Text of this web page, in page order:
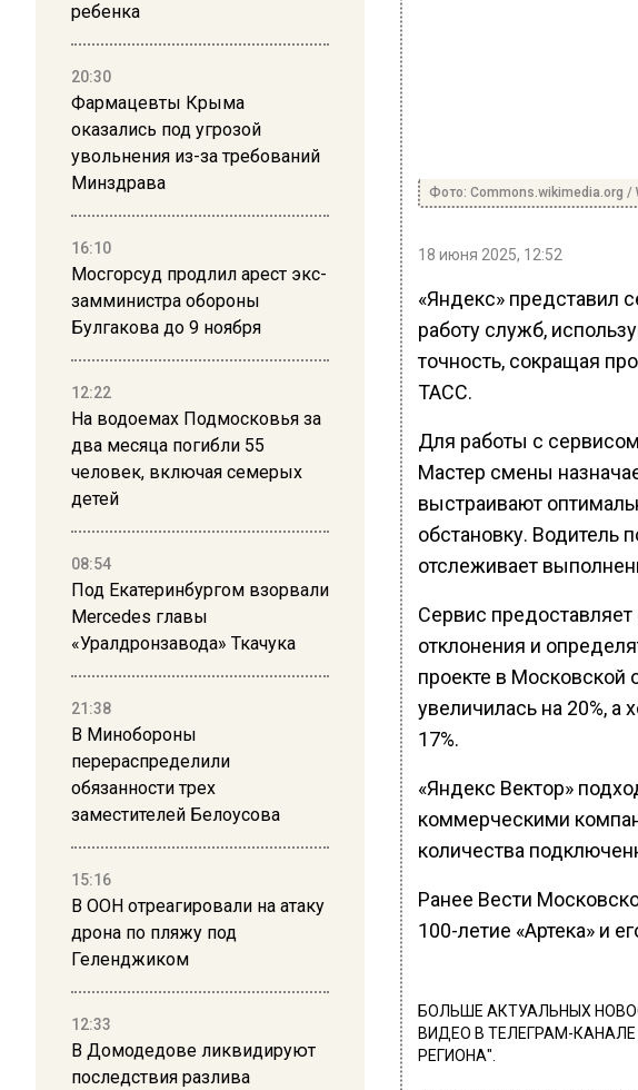
ребенка
20:30
Фармацевты Крыма
оказались под угрозой
увольнения из-за требований
Минздрава
16:10
Мосгорсуд продлил арест экс-
замминистра обороны
Булгакова до 9 ноября
12:22
На водоемах Подмосковья за
два месяца погибли 55
человек, включая семерых
детей
08:54
Под Екатеринбургом взорвали
Mercedes главы
«Уралдронзавода» Ткачука
21:38
В Минобороны
перераспределили
обязанности трех
заместителей Белоусова
15:16
В ООН отреагировали на атаку
дрона по пляжу под
Геленджиком
12:33
В Домодедове ликвидируют
последствия разлива
Фото: Commons.wikimedia.org /
18 июня 2025, 12:52
«Яндекс» представил
работу служб,
точность, сокращая
ТАСС.
Для работы с
Мастер смены
выстраивают
обстановку. Водитель
отслеживает
Сервис
отклонения и
проекте в Московской
увеличилась на 20%, а
17%.
«Яндекс Вектор»
коммерческими
количества
Ранее Вести
100-летие «Артека» и
БОЛЬШЕ АКТУАЛЬНЫХ
ВИДЕО В ТЕЛЕГРАМ-
РЕГИОНА".